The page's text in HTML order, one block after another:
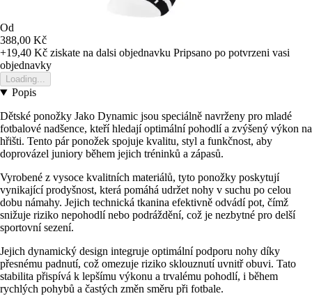
Od
388,00 Kč
+19,40 Kč ziskate na dalsi objednavku Pripsano po potvrzeni vasi
objednavky
Loading...
Popis
Dětské ponožky Jako Dynamic jsou speciálně navrženy pro mladé
fotbalové nadšence, kteří hledají optimální pohodlí a zvýšený výkon na
hřišti. Tento pár ponožek spojuje kvalitu, styl a funkčnost, aby
doprovázel juniory během jejich tréninků a zápasů.
Vyrobené z vysoce kvalitních materiálů, tyto ponožky poskytují
vynikající prodyšnost, která pomáhá udržet nohy v suchu po celou
dobu námahy. Jejich technická tkanina efektivně odvádí pot, čímž
snižuje riziko nepohodlí nebo podráždění, což je nezbytné pro delší
sportovní sezení.
Jejich dynamický design integruje optimální podporu nohy díky
přesnému padnutí, což omezuje riziko sklouznutí uvnitř obuvi. Tato
stabilita přispívá k lepšímu výkonu a trvalému pohodlí, i během
rychlých pohybů a častých změn směru při fotbale.